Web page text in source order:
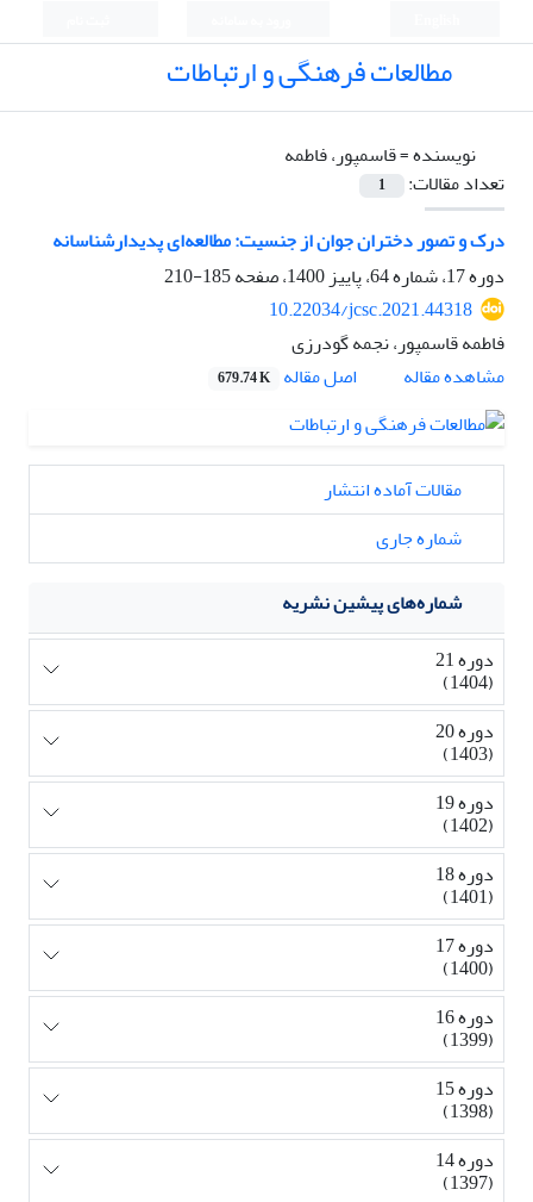
مطالعات فرهنگی و ارتباطات
نویسنده =قاسمپور، فاطمه
تعداد مقالات:
1
درک و تصور دختران جوان از جنسیت: مطالعه‌ای پدیدارشناسانه
دوره 17، شماره 64، پاییز 1400، صفحه
185-210
10.22034/jcsc.2021.44318
فاطمه قاسمپور، نجمه گودرزی
مشاهده مقاله
اصل مقاله 679.74 K
مقالات آماده انتشار
شماره جاری
شماره‌های پیشین نشریه
دوره 21
(1404)
دوره 20
(1403)
دوره 19
(1402)
دوره 18
(1401)
دوره 17
(1400)
دوره 16
(1399)
دوره 15
(1398)
دوره 14
(1397)